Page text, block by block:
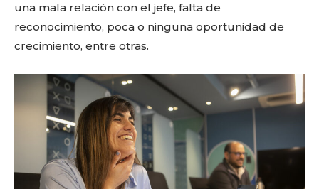
una mala relación con el jefe, falta de
reconocimiento, poca o ninguna oportunidad de
crecimiento, entre otras.